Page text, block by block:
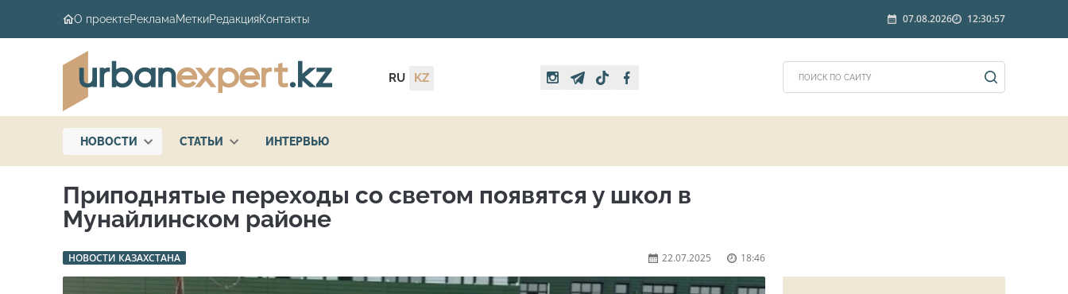
О проектеРекламаМеткиРедакцияКонтакты 07.08.2026 12:30:57
RU KZ
НОВОСТИ СТАТЬИ ИНТЕРВЬЮ
Приподнятые переходы со светом появятся у школ в
Мунайлинском районе
НОВОСТИ КАЗАХСТАНА 22.07.2025 18:46